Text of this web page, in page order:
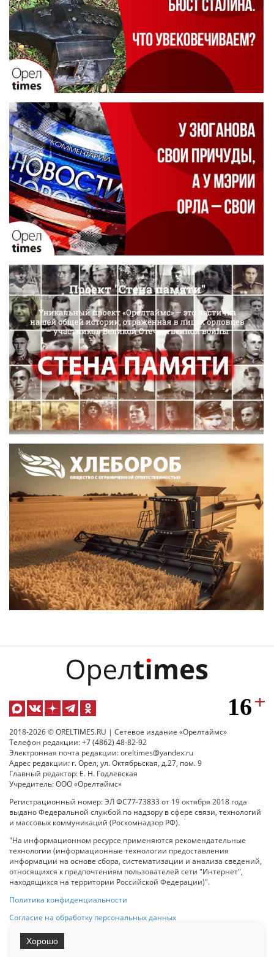
2018-2026 © ORELTIMES.RU | Сетевое издание «Орелтаймс»
Телефон редакции: +7 (4862) 48-82-92
Электронная почта редакции: oreltimes@yandex.ru
Адрес редакции: г. Орел, ул. Октябрьская, д.27, пом. 9
Главный редактор: Е. Н. Годлевская
Учредитель: ООО «Орелтаймс»
Регистрационный номер: ЭЛ ФС77-73833 от 19 октября 2018 года
выдано Федеральной службой по надзору в сфере связи, технологий
и массовых коммуникаций (Роскомнадзор РФ).
"На информационном ресурсе применяются рекомендательные
технологии (информационные технологии предоставления
информации на основе сбора, систематизации и анализа сведений,
относящихся к предпочтениям пользователей сети "Интернет",
находящихся на территории Российской Федерации)".
Политика конфиденциальности
Согласие на обработку персональных данных
Хорошо